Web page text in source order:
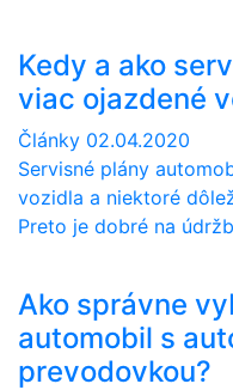
Kedy a ako
viac ojazdené
Články 02.04.2020
Servisné plány
vozidla a niektoré
Preto je dobré na
Ako správne
automobil s
prevodovkou?